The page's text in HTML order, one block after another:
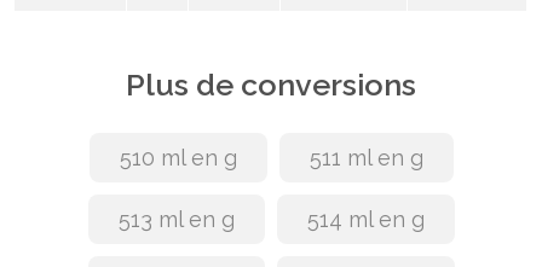
Plus de conversions
510 ml en g 511 ml en g
513 ml en g 514 ml en g